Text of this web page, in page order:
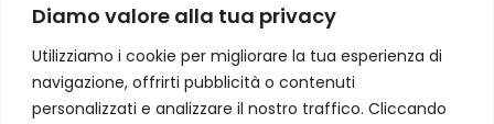
Diamo valore alla tua privacy
Utilizziamo i cookie per migliorare la tua esperienza di
navigazione, offrirti pubblicità o contenuti
personalizzati e analizzare il nostro traffico. Cliccando
Number One
di Domenico Toccacieli
Via G. Mazzini 5/C
61033 FERMIGNANO PU